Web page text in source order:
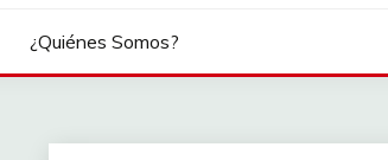
¿Quiénes Somos?